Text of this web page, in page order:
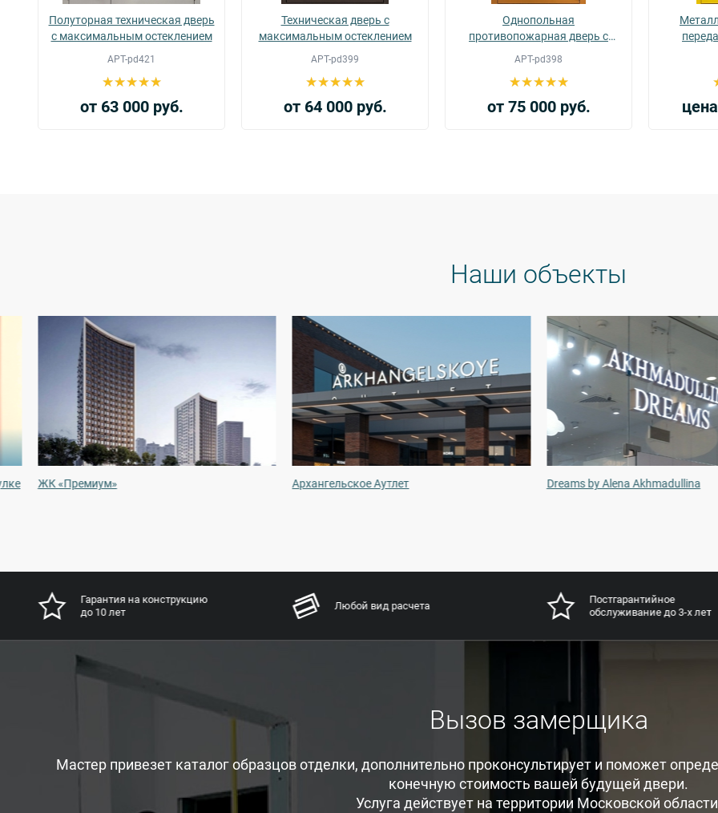
Полуторная техническая дверь
с максимальным остеклением
АРТ-pd421
от 63 000 руб.
Техническая дверь с
максимальным остеклением
АРТ-pd399
от 64 000 руб.
Однопольная
противопожарная дверь с
(13)
АРТ-pd398
от 75 000 руб.
Наши объекты
ЖК «Премиум» Архангельское Аутлет Dreams by Alena Akhmadullina
Гарантия на конструкцию
до 10 лет
Любой вид расчета
Постгарантийное
обслуживание до 3-х лет
Вызов замерщика
Мастер привезет каталог образцов отделки, дополнительно проконсультирует и поможет
конечную стоимость вашей будущей двери.
Услуга действует на территории Московской